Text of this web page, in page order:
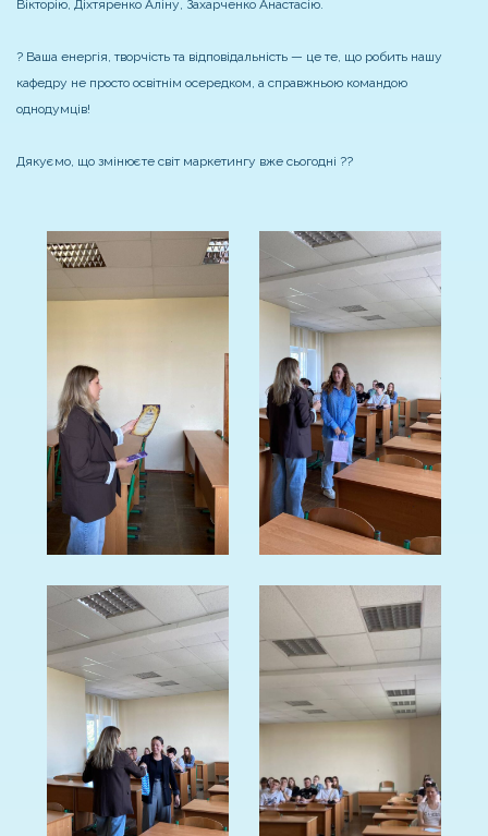
Вікторію, Діхтяренко Аліну, Захарченко Анастасію.
? Ваша енергія, творчість та відповідальність — це те, що робить нашу
кафедру не просто освітнім осередком, а справжньою командою
однодумців!
Дякуємо, що змінюєте світ маркетингу вже сьогодні ??